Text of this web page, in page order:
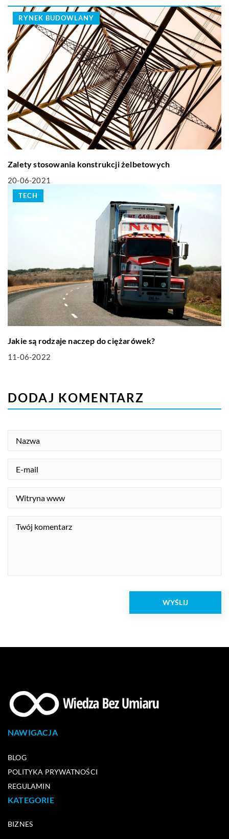
RYNEK BUDOWLANY
Zalety stosowania konstrukcji żelbetowych
20-06-2021
TECH
Jakie są rodzaje naczep do ciężarówek?
11-06-2022
DODAJ KOMENTARZ
NAWIGACJA
BLOG
POLITYKA PRYWATNOŚCI
REGULAMIN
KATEGORIE
BIZNES